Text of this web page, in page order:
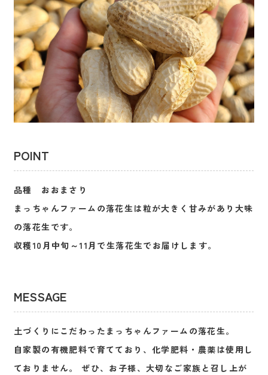
POINT
品種 おおまさり
まっちゃんファームの落花生は粒が大きく甘みがあり大味
の落花生です。
収穫10月中旬～11月で生落花生でお届けします。
MESSAGE
土づくりにこだわったまっちゃんファームの落花生。
自家製の有機肥料で育てており、化学肥料・農薬は使用し
ておりません。 ぜひ、お子様、大切なご家族と召し上が